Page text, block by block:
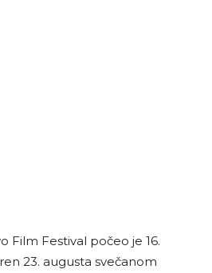
Film Festival počeo je 16.
23. augusta svečanom